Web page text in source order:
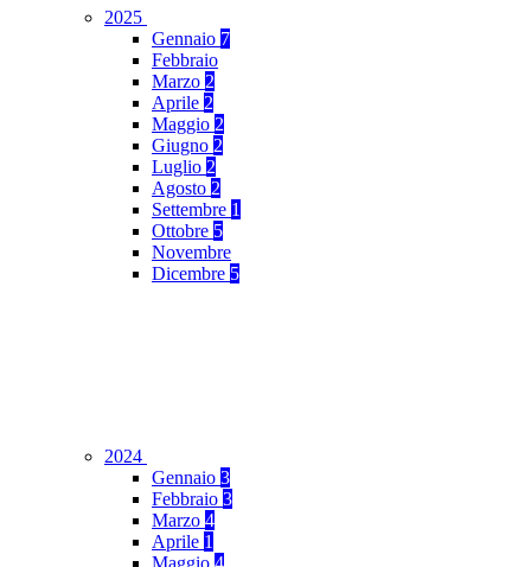
2025
Gennaio 7
Febbraio
Marzo 2
Aprile 2
Maggio 2
Giugno 2
Luglio 2
Agosto 2
Settembre 1
Ottobre 5
Novembre
Dicembre 5
2024
Gennaio 3
Febbraio 3
Marzo 4
Aprile 1